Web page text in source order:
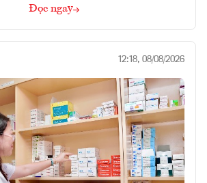
Đọc ngay
12:18, 08/08/2026